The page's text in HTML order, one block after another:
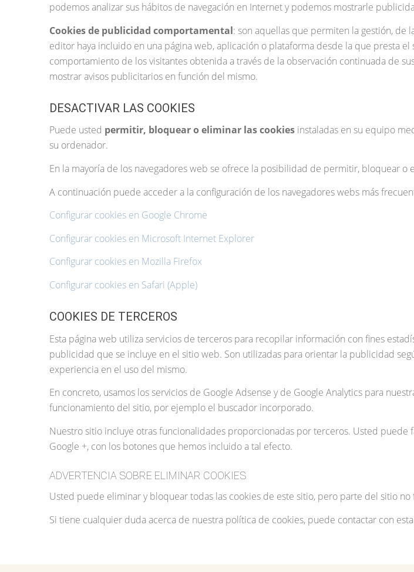
podemos analizar sus hábitos de navegación en Internet y podemos mostrarle
Cookies de publicidad comportamental: son aquellas que permiten la gestión, de
editor haya incluido en una página web, aplicación o plataforma desde la que presta
comportamiento de los visitantes obtenida a través de la observación continuada de
mostrar avisos publicitarios en función del mismo.
DESACTIVAR LAS COOKIES
Puede usted permitir, bloquear o eliminar las cookiesinstaladas en su equipo
su ordenador.
En la mayoría de los navegadores web se ofrece la posibilidad de permitir, bloquear o
A continuación puede acceder a la configuración de los navegadores webs más
Configurar cookies en Google Chrome
Configurar cookies en Microsoft Internet Explorer
Configurar cookies en Mozilla Firefox
Configurar cookies en Safari (Apple)
COOKIES DE TERCEROS
Esta página web utiliza servicios de terceros para recopilar información con fines
publicidad que se incluye en el sitio web. Son utilizadas para orientar la publicidad
experiencia en el uso del mismo.
En concreto, usamos los servicios de Google Adsense y de Google Analytics para
funcionamiento del sitio, por ejemplo el buscador incorporado.
Nuestro sitio incluye otras funcionalidades proporcionadas por terceros. Usted
Google +, con los botones que hemos incluido a tal efecto.
ADVERTENCIA SOBRE ELIMINAR COOKIES
Usted puede eliminar y bloquear todas las cookies de este sitio, pero parte del sitio
Si tiene cualquier duda acerca de nuestra política de cookies, puede contactar con